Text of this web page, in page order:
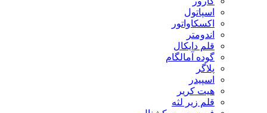
اسپاتول
اکسکاواتور
اندومتر
قلم دایکال
گوده آمالگام
پلاگر
اسپیدر
هیت کریر
قلم زیر لثه